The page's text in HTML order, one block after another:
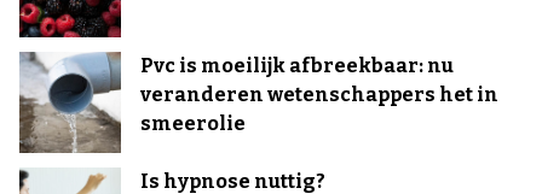
Pvc is moeilijk afbreekbaar: nu
veranderen wetenschappers het in
smeerolie
Is hypnose nuttig?